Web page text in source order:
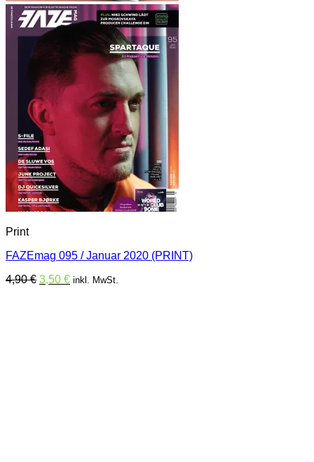
Print
FAZEmag 095 / Januar 2020 (PRINT)
4,90€ Ursprünglicher
3,50 €Aktueller
inkl. MwSt.